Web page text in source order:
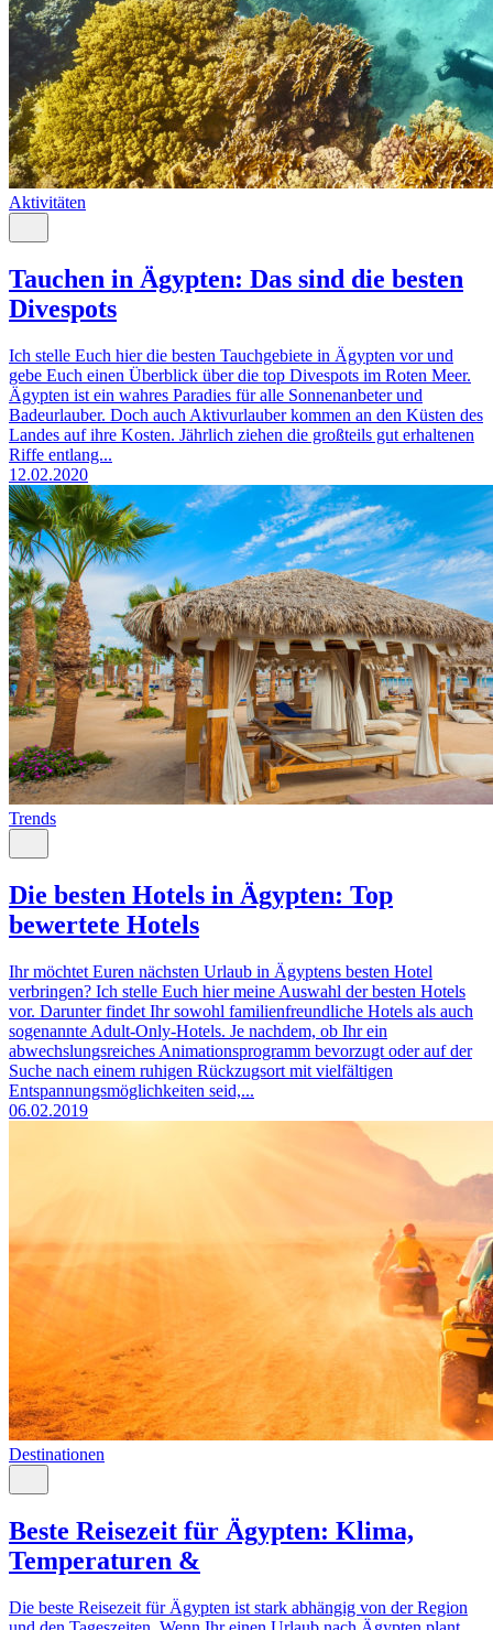
Aktivitäten
Tauchen in Ägypten: Das sind die besten
Divespots
Ich stelle Euch hier die besten Tauchgebiete in Ägypten vor und
gebe Euch einen Überblick über die top Divespots im Roten Meer.
Ägypten ist ein wahres Paradies für alle Sonnenanbeter und
Badeurlauber. Doch auch Aktivurlauber kommen an den Küsten des
Landes auf ihre Kosten. Jährlich ziehen die großteils gut erhaltenen
Riffe entlang...
12.02.2020
Trends
Die besten Hotels in Ägypten: Top
bewertete Hotels
Ihr möchtet Euren nächsten Urlaub in Ägyptens besten Hotel
verbringen? Ich stelle Euch hier meine Auswahl der besten Hotels
vor. Darunter findet Ihr sowohl familienfreundliche Hotels als auch
sogenannte Adult-Only-Hotels. Je nachdem, ob Ihr ein
abwechslungsreiches Animationsprogramm bevorzugt oder auf der
Suche nach einem ruhigen Rückzugsort mit vielfältigen
Entspannungsmöglichkeiten seid,...
06.02.2019
Destinationen
Beste Reisezeit für Ägypten: Klima,
Temperaturen &
Die beste Reisezeit für Ägypten ist stark abhängig von der Region